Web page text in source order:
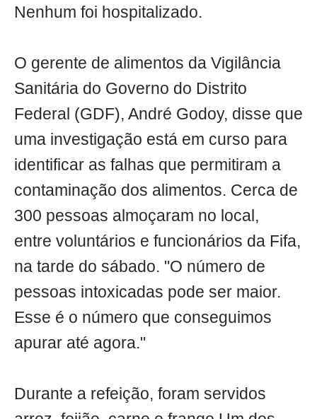
Nenhum foi hospitalizado.
O gerente de alimentos da Vigilância
Sanitária do Governo do Distrito
Federal (GDF), André Godoy, disse que
uma investigação está em curso para
identificar as falhas que permitiram a
contaminação dos alimentos. Cerca de
300 pessoas almoçaram no local,
entre voluntários e funcionários da Fifa,
na tarde do sábado. "O número de
pessoas intoxicadas pode ser maior.
Esse é o número que conseguimos
apurar até agora."
Durante a refeição, foram servidos